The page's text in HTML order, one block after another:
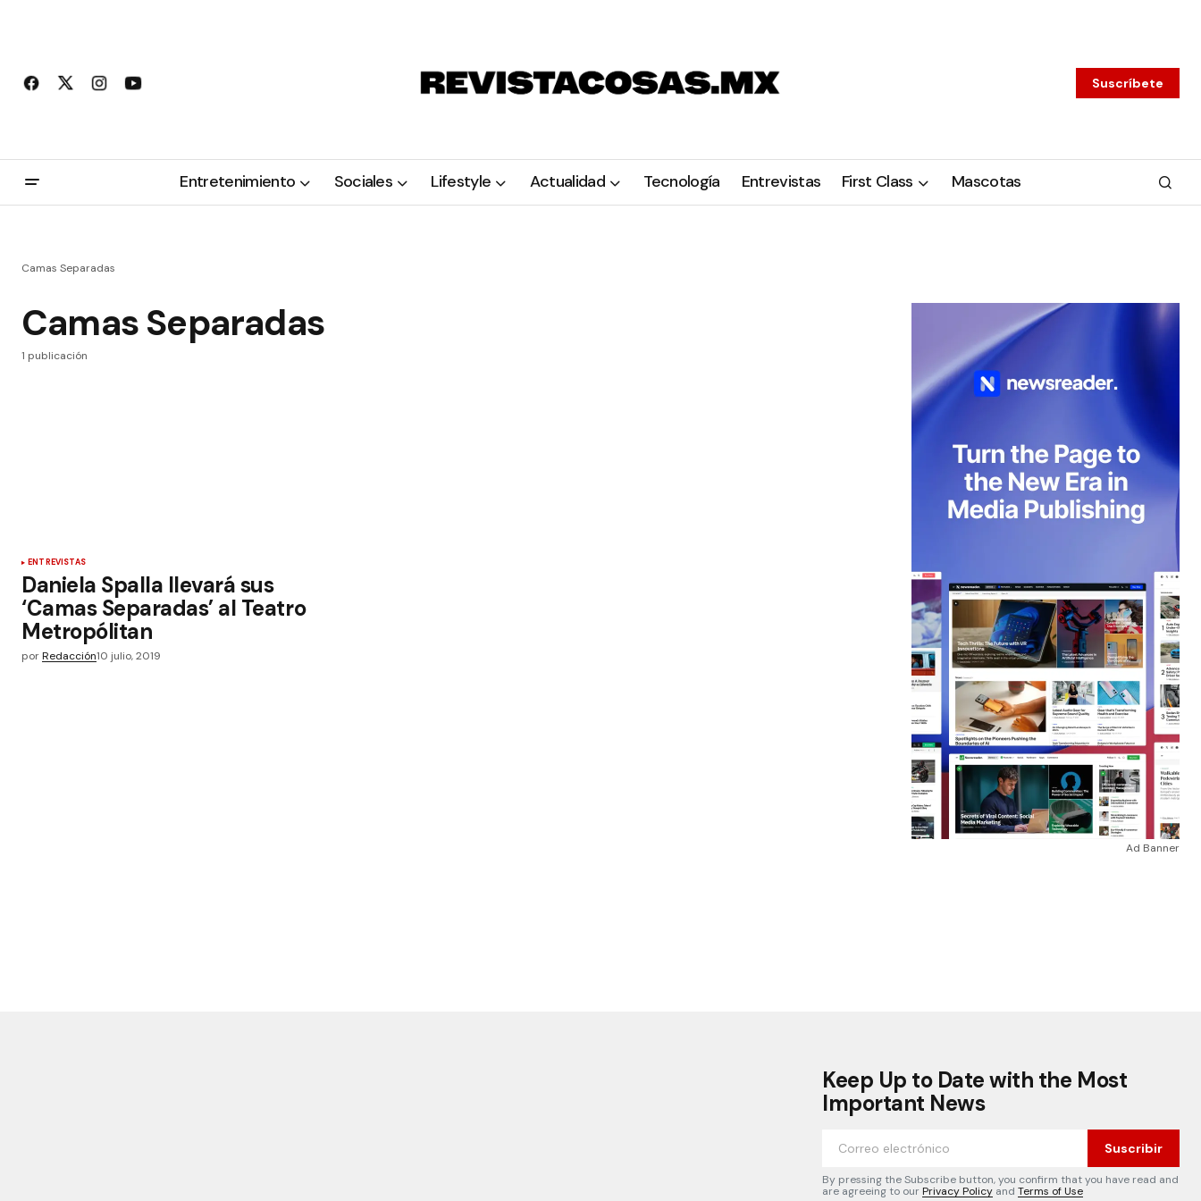
Suscríbete
Entretenimiento Sociales Lifestyle Actualidad Tecnología Entrevistas First Class Mascotas
Camas Separadas
Camas Separadas
1 publicación
ENTREVISTAS
Daniela Spalla llevará sus
‘Camas Separadas’ al Teatro
Metropólitan
porRedacción10 julio, 2019
Ad Banner
Keep Up to Date with the Most
Important News
Suscribir
By pressing the Subscribe button, you confirm that you have read and
are agreeing to ourPrivacy Policy and Terms of Use